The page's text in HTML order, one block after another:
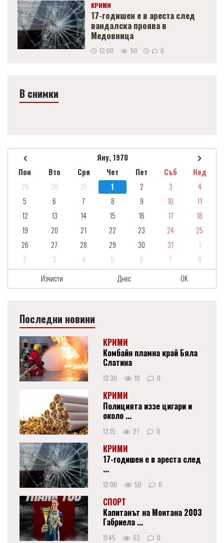
КРИМИ
17-годишен е в ареста след
вандалска проява в
Медовница
12:00 50 0
В снимки
Яну, 1970
Пон
Вто Сря Чет Пет Съб
Нед
29
30 31 1 2 3
4
5
6 7 8 9 10
11
12
13 14 15 16 17
18
19
20 21 22 23 24
25
26
27 28 29 30 31
1
2
3 4 5 6 7
8
Изчисти
Днес OK
Последни новини
КРИМИ
Комбайн пламна край Бяла
Слатина
12:30 10 0
КРИМИ
Полицията иззе цигари и
около ...
12:15 27 0
КРИМИ
17-годишен е в ареста след
...
12:00 50 0
СПОРТ
Капитанът на Монтана 2003
Габриела ...
11:45 62 0